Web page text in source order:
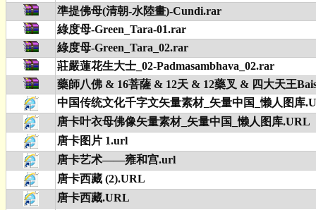
準提佛母(清朝-水陸畫)-Cundi.rar
綠度母-Green_Tara-01.rar
綠度母-Green_Tara_02.rar
莊嚴蓮花生大士_02-Padmasambhava_02.rar
藥師八佛 & 16菩薩 & 12天 & 12藥叉 & 四大天王
中国传统文化千字文矢量素材_矢量中国_懒人图库
唐卡叶衣母佛像矢量素材_矢量中国_懒人图库.URL
唐卡图片 1.url
唐卡艺术——雍和宫.url
唐卡西藏 (2).URL
唐卡西藏.URL